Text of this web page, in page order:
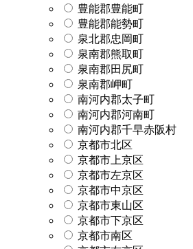
豊能郡豊能町
豊能郡能勢町
泉北郡忠岡町
泉南郡熊取町
泉南郡田尻町
泉南郡岬町
南河内郡太子町
南河内郡河南町
南河内郡千早赤阪村
京都市北区
京都市上京区
京都市左京区
京都市中京区
京都市東山区
京都市下京区
京都市南区